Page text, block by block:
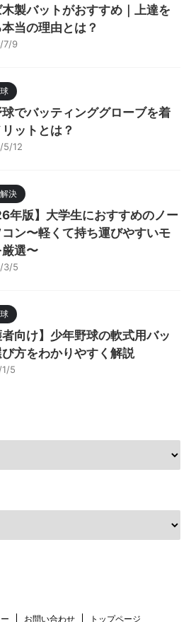
製バットがおすすめ｜上達を
当の理由とは？
7/9
でバッティンググローブを着
ットとは？
5/12
決
年版】大学生におすすめのノー
コン〜軽くて持ち運びやすいモ
選〜
3/5
者向け】少年野球の軟式用バッ
び方をわかりやすく解説
5
お問い合わせ トップページ